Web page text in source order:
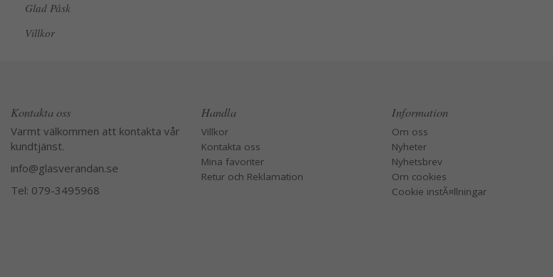
Glad Påsk
Villkor
Kontakta oss
Varmt välkommen att kontakta vår
kundtjänst.
info@glasverandan.se
Tel: 079-3495968
Handla
Villkor
Kontakta oss
Mina favoriter
Retur och Reklamation
Information
Om oss
Nyheter
Nyhetsbrev
Om cookies
Cookie instÃ¤llningar